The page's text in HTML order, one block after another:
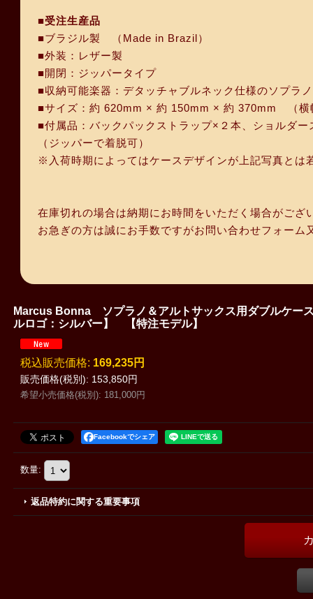
■受注生産品
■ブラジル製 （Made in Brazil）
■外装：レザー製
■開閉：ジッパータイプ
■収納可能楽器：デタッチャブルネック仕様のソプラ
■サイズ：約 620mm × 約 150mm × 約 370mm （横
■付属品：バックパックストラップ×２本、ショルダ
（ジッパーで着脱可）
※入荷時期によってはケースデザインが上記写真とは
在庫切れの場合は納期にお時間をいただく場合がござ
お急ぎの方は誠にお手数ですがお問い合わせフォーム
Marcus Bonna ソプラノ＆アルトサックス用ダブルケ
ルロゴ：シルバー】 【特注モデル】
販売価格(税別): 153,850円
税込 : 169,235円
希望小売価格(税別): 181,000円
Facebookでシェア
数量:
返品特約に関する重要事項